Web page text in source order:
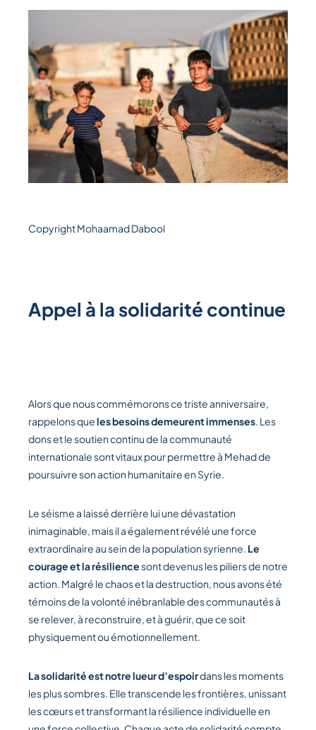
Copyright Mohaamad Dabool
Appel à la solidarité continue
Alors que nous commémorons ce triste anniversaire,
rappelons queles besoins demeurent immenses. Les
dons et le soutien continu de la communauté
internationale sont vitaux pour permettre à Mehad de
poursuivre son action humanitaire en Syrie.
Le séisme a laissé derrière lui une dévastation
inimaginable, mais il a également révélé une force
extraordinaire au sein de la population syrienne. Le
courage et la résiliencesont devenus les piliers de notre
action. Malgré le chaos et la destruction, nous avons été
témoins de la volonté inébranlable des communautés à
se relever, à reconstruire, et à guérir, que ce soit
physiquement ou émotionnellement.
La solidarité est notre lueur d’espoirdans les moments
les plus sombres. Elle transcende les frontières, unissant
les cœurs et transformant la résilience individuelle en